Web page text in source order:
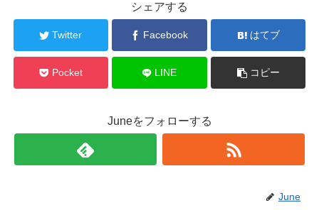
シェアする
Twitter Facebook はてブ
Pocket LINE コピー
Juneをフォローする
June